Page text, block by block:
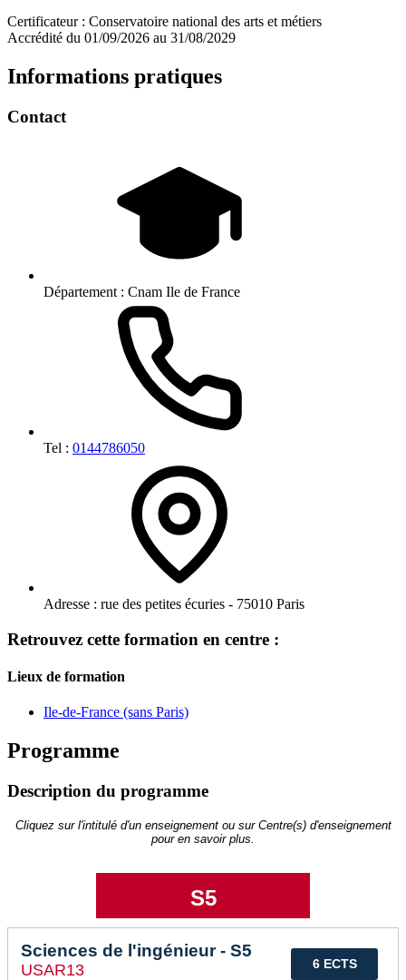
Certificateur : Conservatoire national des arts et métiers
Accrédité du 01/09/2026 au 31/08/2029
Informations pratiques
Contact
Département : Cnam Ile de France
Tel : 0144786050
Adresse : rue des petites écuries - 75010 Paris
Retrouvez cette formation en centre :
Lieux de formation
Ile-de-France (sans Paris)
Programme
Description du programme
Cliquez sur l'intitulé d'un enseignement ou sur Centre(s) d'enseignement
pour en savoir plus.
S5
6 ECTS
Sciences de l'ingénieur - S5
USAR13